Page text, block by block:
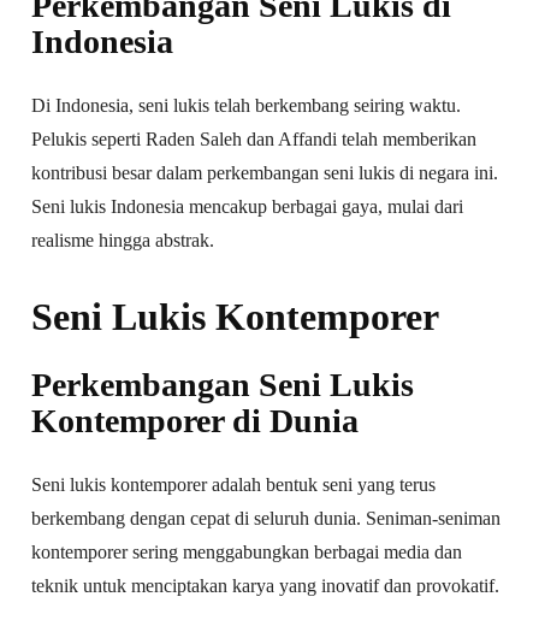
Indonesia
Di Indonesia, seni lukis telah berkembang seiring waktu.
Pelukis seperti Raden Saleh dan Affandi telah memberikan
kontribusi besar dalam perkembangan seni lukis di negara ini.
Seni lukis Indonesia mencakup berbagai gaya, mulai dari
realisme hingga abstrak.
Seni Lukis Kontemporer
Perkembangan Seni Lukis
Kontemporer di Dunia
Seni lukis kontemporer adalah bentuk seni yang terus
berkembang dengan cepat di seluruh dunia. Seniman-seniman
kontemporer sering menggabungkan berbagai media dan
teknik untuk menciptakan karya yang inovatif dan provokatif.